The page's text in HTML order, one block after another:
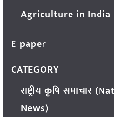
Agriculture in India
E-paper
CATEGORY
राष्ट्रीय कृषि समाचार
News)